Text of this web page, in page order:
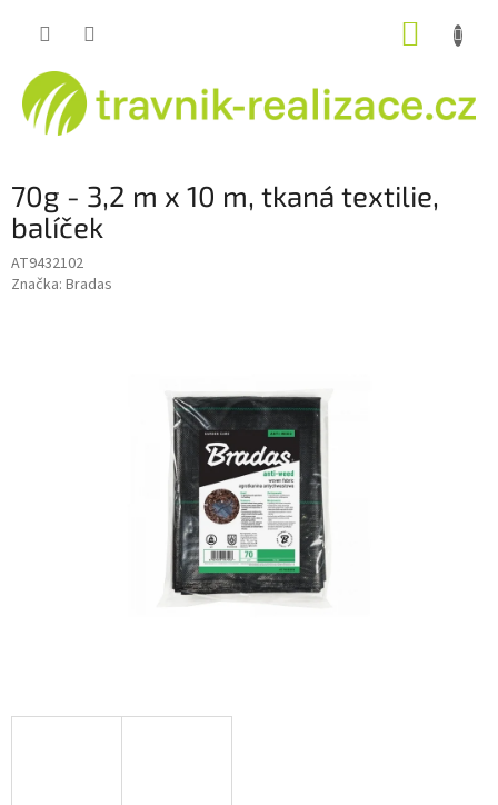
70g - 3,2 m x 10 m, tkaná textilie,
balíček
AT9432102
Značka: Bradas